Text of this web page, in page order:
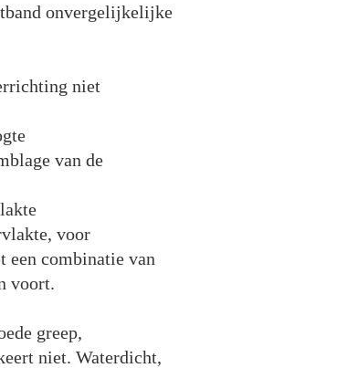
onvergelijkelijke
niet
van de
voor
een combinatie van
voort.
greep,
niet. Waterdicht,